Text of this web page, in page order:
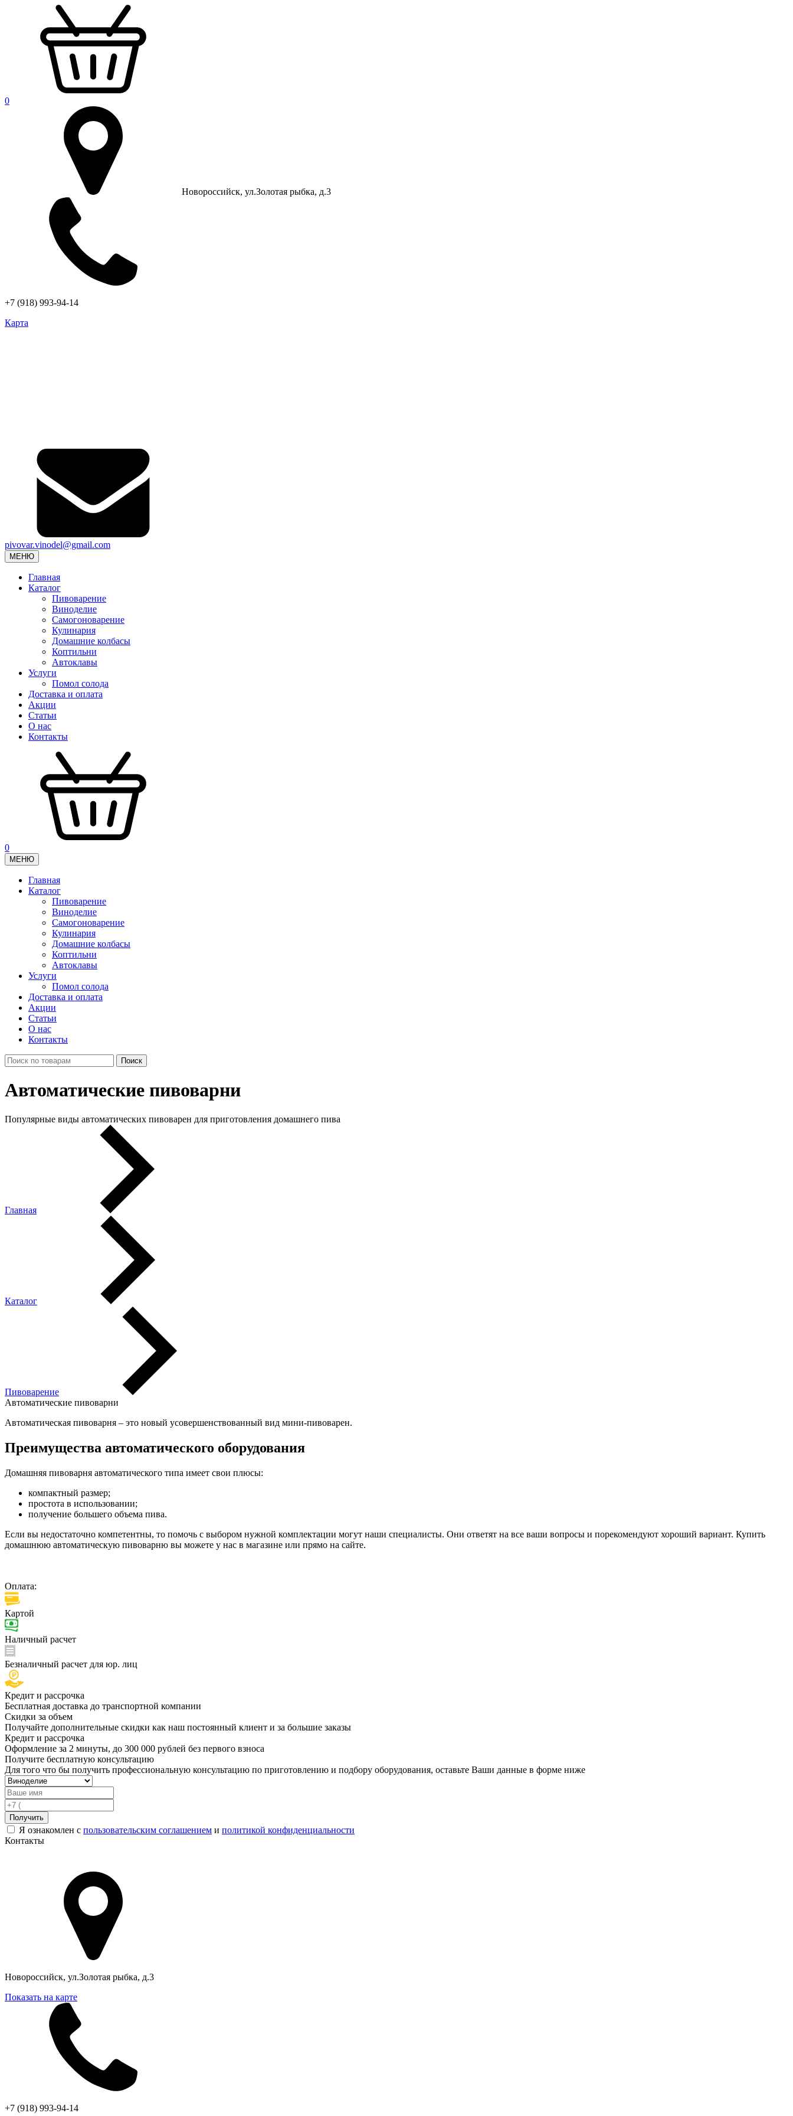
0
Новороссийск, ул.Золотая рыбка, д.3
+7 (918) 993-94-14
Карта
pivovar.vinodel@gmail.com
МЕНЮ
Главная
Каталог
Пивоварение
Виноделие
Самогоноварение
Кулинария
Домашние колбасы
Коптильни
Автоклавы
Услуги
Помол солода
Доставка и оплата
Акции
Статьи
О нас
Контакты
0
МЕНЮ
Главная
Каталог
Пивоварение
Виноделие
Самогоноварение
Кулинария
Домашние колбасы
Коптильни
Автоклавы
Услуги
Помол солода
Доставка и оплата
Акции
Статьи
О нас
Контакты
Автоматические пивоварни
Популярные виды автоматических пивоварен для приготовления домашнего пива
Главная
Каталог
Пивоварение
Автоматические пивоварни
Автоматическая пивоварня – это новый усовершенствованный вид мини-пивоварен.
Преимущества автоматического оборудования
Домашняя пивоварня автоматического типа имеет свои плюсы:
компактный размер;
простота в использовании;
получение большего объема пива.
Если вы недостаточно компетентны, то помочь с выбором нужной комплектации могут наши специалисты. Они ответят на все ваши вопросы и порекомендуют хороший вариант. Купить
домашнюю автоматическую пивоварню вы можете у нас в магазине или прямо на сайте.
Оплата:
Картой
Наличный расчет
Безналичный расчет для юр. лиц
Кредит и рассрочка
Бесплатная доставка до транспортной компании
Скидки за объем
Получайте дополнительные скидки как наш постоянный клиент и за большие заказы
Кредит и рассрочка
Оформление за 2 минуты, до 300 000 рублей без первого взноса
Получите бесплатную консультацию
Для того что бы получить профессиональную консультацию по приготовлению и подбору оборудования, оставьте Ваши данные в форме ниже
Получить
Я ознакомлен с пользовательским соглашением и политикой конфиденциальности
Контакты
Новороссийск, ул.Золотая рыбка, д.3
Показать на карте
+7 (918) 993-94-14